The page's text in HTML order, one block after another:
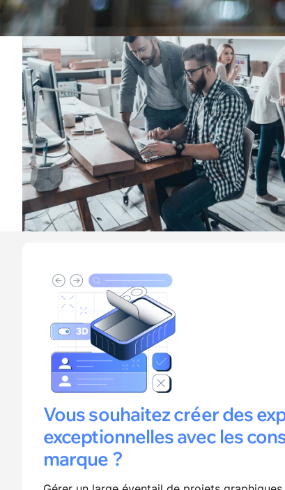
Vous souhaitez créer des
exceptionnelles avec les
marque ?